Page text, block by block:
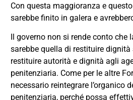
Con questa maggioranza e
sarebbe finito in galera e
Il governo non si rende conto che
sarebbe quella di restituire
restituire autorità e dignità agli
penitenziaria. Come per le altre
necessario reintegrare l’organico
penitenziaria, perché possa